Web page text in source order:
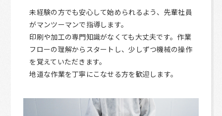
未経験の方でも安心して始められるよう、先輩社員
がマンツーマンで指導します。
印刷や加工の専門知識がなくても大丈夫です。作業
フローの理解からスタートし、少しずつ機械の操作
を覚えていただきます。
地道な作業を丁寧にこなせる方を歓迎します。